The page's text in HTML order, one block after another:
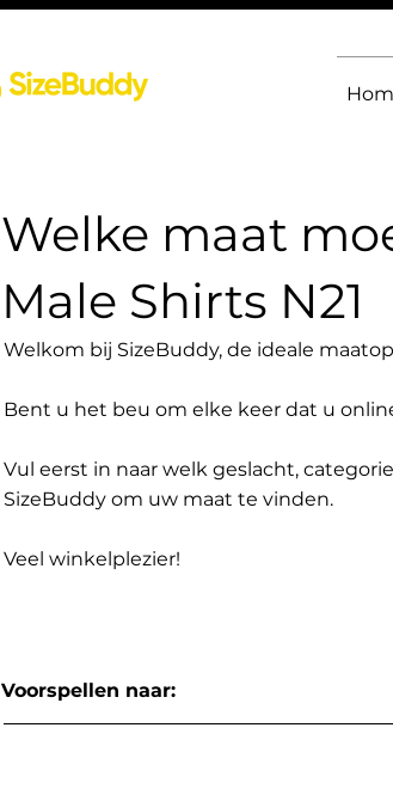
Welke maat
Male Shirts N21
Welkom bij SizeBuddy, de ideale
Bent u het beu om elke keer dat u
Vul eerst in naar welk geslacht,
SizeBuddy om uw maat te vinden.
Veel winkelplezier!
Voorspellen naar: